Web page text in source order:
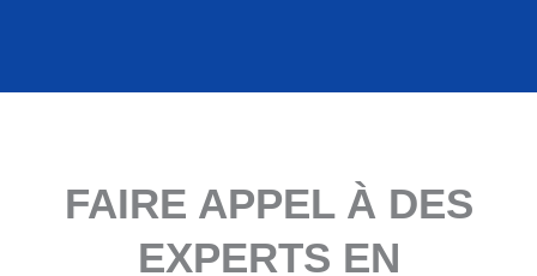
FAIRE APPEL À DES
EXPERTS EN